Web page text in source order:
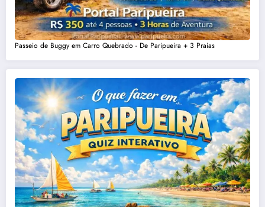
Passeio de Buggy em Carro Quebrado - De Paripueira + 3 Praias